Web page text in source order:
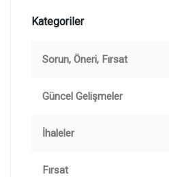
Kategoriler
Sorun, Öneri, Fırsat
Güncel Gelişmeler
İhaleler
Fırsat